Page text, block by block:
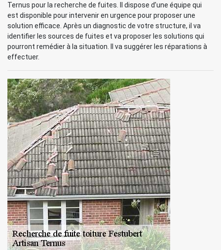
Ternus pour la recherche de fuites. Il dispose d’une équipe qui
est disponible pour intervenir en urgence pour proposer une
solution efficace. Après un diagnostic de votre structure, il va
identifier les sources de fuites et va proposer les solutions qui
pourront remédier à la situation. Il va suggérer les réparations à
effectuer.